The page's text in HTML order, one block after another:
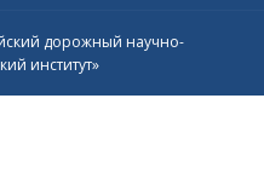
дорожный научно-
институт»